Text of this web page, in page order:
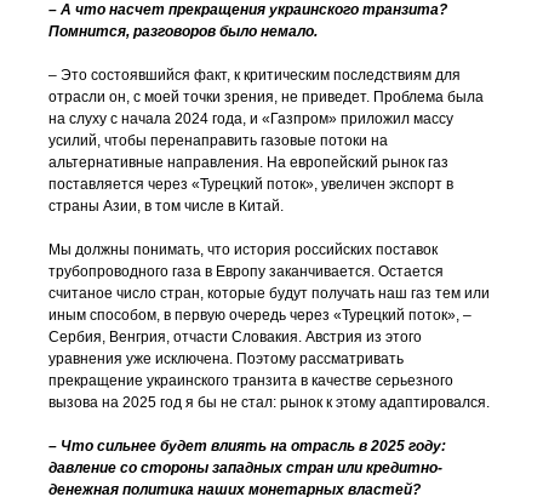
– А что насчет прекращения украинского транзита?
Помнится, разговоров было немало.
– Это состоявшийся факт, к критическим последствиям для
отрасли он, с моей точки зрения, не приведет. Проблема была
на слуху с начала 2024 года, и «Газпром» приложил массу
усилий, чтобы перенаправить газовые потоки на
альтернативные направления. На европейский рынок газ
поставляется через «Турецкий поток», увеличен экспорт в
страны Азии, в том числе в Китай.
Мы должны понимать, что история российских поставок
трубопроводного газа в Европу заканчивается. Остается
считаное число стран, которые будут получать наш газ тем или
иным способом, в первую очередь через «Турецкий поток», –
Сербия, Венгрия, отчасти Словакия. Австрия из этого
уравнения уже исключена. Поэтому рассматривать
прекращение украинского транзита в качестве серьезного
вызова на 2025 год я бы не стал: рынок к этому адаптировался.
– Что сильнее будет влиять на отрасль в 2025 году:
давление со стороны западных стран или кредитно-
денежная политика наших монетарных властей?